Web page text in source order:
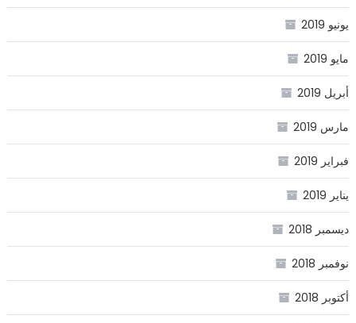
يونيو 2019
مايو 2019
أبريل 2019
مارس 2019
فبراير 2019
يناير 2019
ديسمبر 2018
نوفمبر 2018
أكتوبر 2018